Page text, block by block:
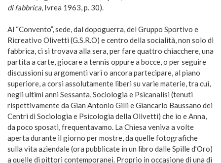
di fabbrica , Ivrea 1963, p. 30).
Al “Convento”, sede, dal dopoguerra, del Gruppo Sportivo e
Ricreativo Olivetti (G.S.R.O) e centro della socialità, non solo di
fabbrica, ci si trovava alla sera, per fare quattro chiacchere, una
partita a carte, giocare a tennis oppure a bocce, o per seguire
discussioni su argomenti vari o ancora partecipare, al piano
superiore, a corsi assolutamente liberi su varie materie, tra cui,
negli ultimi anni Sessanta, Sociologia e Psicanalisi (tenuti
rispettivamente da Gian Antonio Gilli e Giancarlo Baussano dei
Centri di Sociologia e Psicologia della Olivetti) che io e Anna,
da poco sposati, frequentavamo. La Chiesa veniva a volte
aperta durante il giorno per mostre, da quelle fotografiche
sulla vita aziendale (ora pubblicate in un libro dalle Spille d’Oro)
a quelle di pittori contemporanei. Proprio in occasione di una di